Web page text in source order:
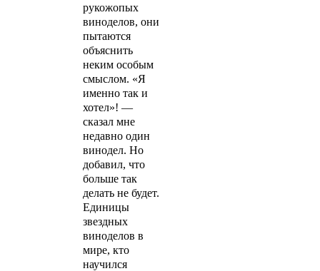
рукожопых
виноделов, они
пытаются
объяснить
неким особым
смыслом. «Я
именно так и
хотел»! —
сказал мне
недавно один
винодел. Но
добавил, что
больше так
делать не будет.
Единицы
звездных
виноделов в
мире, кто
научился